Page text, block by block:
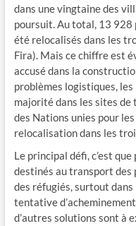
dans une vingtaine des
poursuit. Au total, 13 928
été relocalisés dans les
Fira). Mais ce chiffre est
accusé dans la
problèmes logistiques,
majorité dans les sites
des Nations unies pour
relocalisation dans les
Le principal défi, c’est
destinés au transport des
des réfugiés, surtout
tentative
d’autres solutions sont à